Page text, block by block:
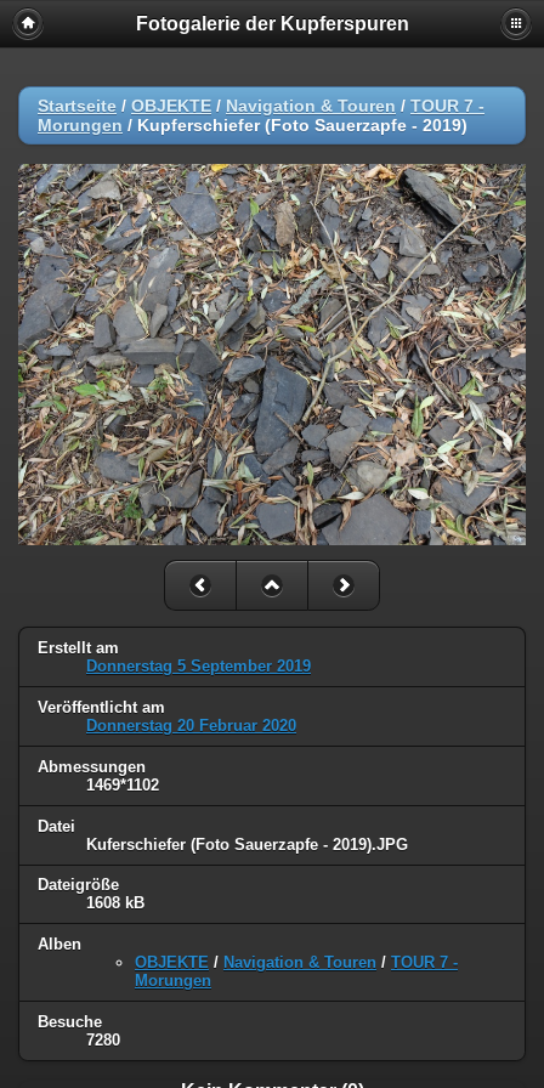
Fotogalerie der Kupferspuren
Startseite / OBJEKTE / Navigation & Touren / TOUR 7 -
Morungen / Kupferschiefer (Foto Sauerzapfe - 2019)
Erstellt am
Donnerstag 5 September 2019
Veröffentlicht am
Donnerstag 20 Februar 2020
Abmessungen
1469*1102
Datei
Kuferschiefer (Foto Sauerzapfe - 2019).JPG
Dateigröße
1608 kB
Alben
OBJEKTE / Navigation & Touren / TOUR 7 -
Morungen
Besuche
7280